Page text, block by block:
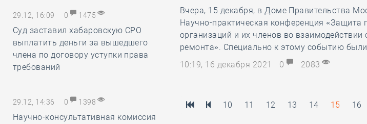
29.12, 16:09 0 1475
Суд заставил хабаровскую СРО
выплатить деньги за вышедшего
члена по договору уступки права
требований
29.12, 14:36 0 1398
Научно-консультативная комиссия
Вчера, 15 декабря, в Доме Правительства
Научно-практическая конференция «Защита
организаций и их членов во
ремонта». Специально к этому событию
10:19, 16 декабря 2021
0 2083
10 11 12 13 14 15 16